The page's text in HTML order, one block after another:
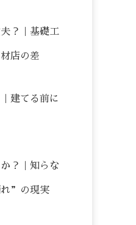
？｜基礎工
店の差
建てる前に
？｜知らな
”の現実